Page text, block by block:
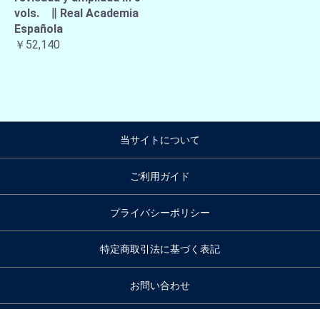
vols. ∥ Real Academia
Española
￥52,140
当サイトについて
ご利用ガイド
プライバシーポリシー
特定商取引法に基づく表記
お問い合わせ